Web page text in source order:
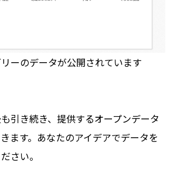
ーのデータが公開されています
引き続き、提供するオープンデータ
ます。あなたのアイデアでデータを
さい。